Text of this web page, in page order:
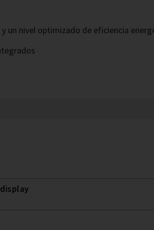
un nivel optimizado de eficiencia